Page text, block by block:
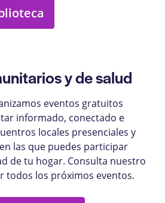
y de salud
eventos gratuitos
informado, conectado e
locales presenciales y
las que puedes participar
de tu hogar. Consulta nuestro
todos los próximos eventos.